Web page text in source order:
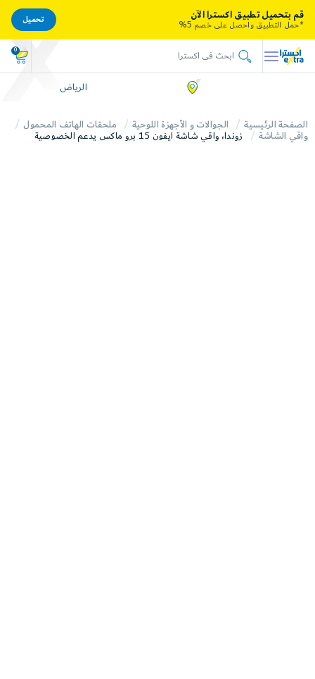
0
الرياض
الصفحة الرئيسية الجوالات و الأجهزة اللوحية
ملحقات الهاتف المحمول
واقي الشاشة
زوندا، واقي شاشة ايفون 15 برو ماكس يدعم الخصوصية
قم بتحميل تطبيق اكسترا الآن
*حمل التطبيق واحصل على خصم 5%
تحميل